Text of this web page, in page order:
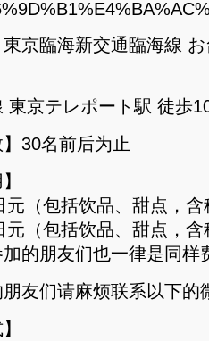
東京臨海新交通臨海線
東京テレポート駅 徒歩
】30名前后为止
元（包括饮品、甜点，含
元（包括饮品、甜点，含
的朋友们也一律是同样
友们请麻烦联系以下的